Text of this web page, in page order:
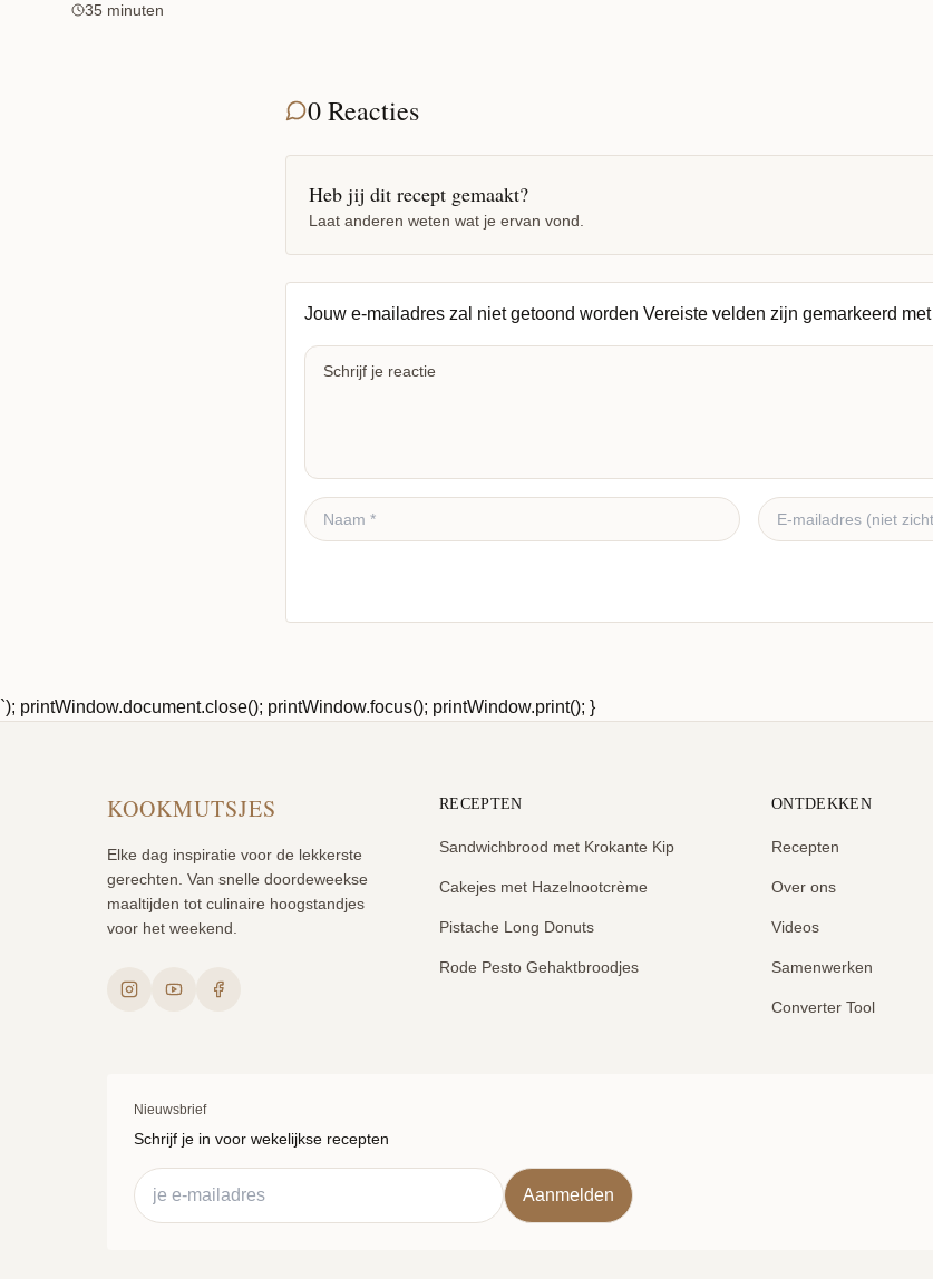
35 minuten
0 Reacties
Heb jij dit recept gemaakt?
Laat anderen weten wat je ervan vond.
Jouw e-mailadres zal niet getoond worden Vereiste velden zijn gemarkeerd met
`); printWindow.document.close(); printWindow.focus(); printWindow.print(); }
KOOKMUTSJES
Elke dag inspiratie voor de lekkerste
gerechten. Van snelle doordeweekse
maaltijden tot culinaire hoogstandjes
voor het weekend.
RECEPTEN
Sandwichbrood met Krokante Kip
Cakejes met Hazelnootcrème
Pistache Long Donuts
Rode Pesto Gehaktbroodjes
ONTDEKKEN
Recepten
Over ons
Videos
Samenwerken
Converter Tool
Nieuwsbrief
Schrijf je in voor wekelijkse recepten